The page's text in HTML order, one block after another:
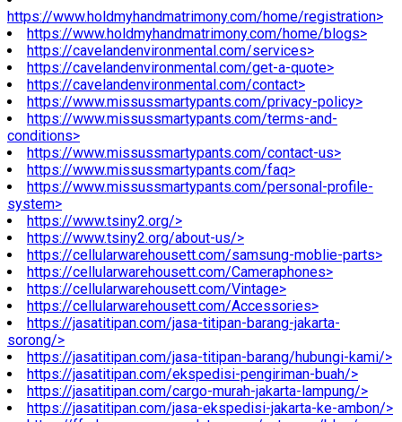
https://www.holdmyhandmatrimony.com/home/registration>
https://www.holdmyhandmatrimony.com/home/blogs>
https://cavelandenvironmental.com/services>
https://cavelandenvironmental.com/get-a-quote>
https://cavelandenvironmental.com/contact>
https://www.missussmartypants.com/privacy-policy>
https://www.missussmartypants.com/terms-and-
conditions>
https://www.missussmartypants.com/contact-us>
https://www.missussmartypants.com/faq>
https://www.missussmartypants.com/personal-profile-
system>
https://www.tsiny2.org/>
https://www.tsiny2.org/about-us/>
https://cellularwarehousett.com/samsung-moblie-parts>
https://cellularwarehousett.com/Cameraphones>
https://cellularwarehousett.com/Vintage>
https://cellularwarehousett.com/Accessories>
https://jasatitipan.com/jasa-titipan-barang-jakarta-
sorong/>
https://jasatitipan.com/jasa-titipan-barang/hubungi-kami/>
https://jasatitipan.com/ekspedisi-pengiriman-buah/>
https://jasatitipan.com/cargo-murah-jakarta-lampung/>
https://jasatitipan.com/jasa-ekspedisi-jakarta-ke-ambon/>